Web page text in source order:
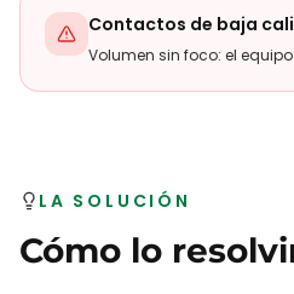
Contactos de baja
Volumen sin foco: el
LA SOLUCIÓN
Cómo lo